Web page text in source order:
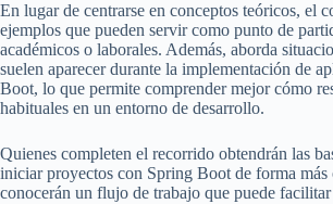
En lugar de centrarse en conceptos teóricos, el
ejemplos que pueden servir como punto de
académicos o laborales. Además, aborda
suelen aparecer durante la implementación de
Boot, lo que permite comprender mejor cómo
habituales en un entorno de desarrollo.
Quienes completen el recorrido obtendrán las
iniciar proyectos con Spring Boot de forma más
conocerán un flujo de trabajo que puede